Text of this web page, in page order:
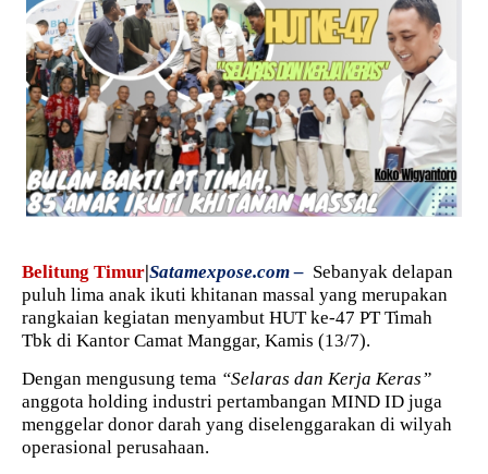
Belitung Timur Satamexpose.com – Sebanyak delapan
puluh lima anak ikuti khitanan massal yang merupakan
rangkaian kegiatan menyambut HUT ke-47 PT Timah
Tbk di Kantor Camat Manggar, Kamis (13/7).
Dengan mengusung tema “Selaras dan Kerja Keras”
anggota holding industri pertambangan MIND ID juga
menggelar donor darah yang diselenggarakan di wilyah
operasional perusahaan.